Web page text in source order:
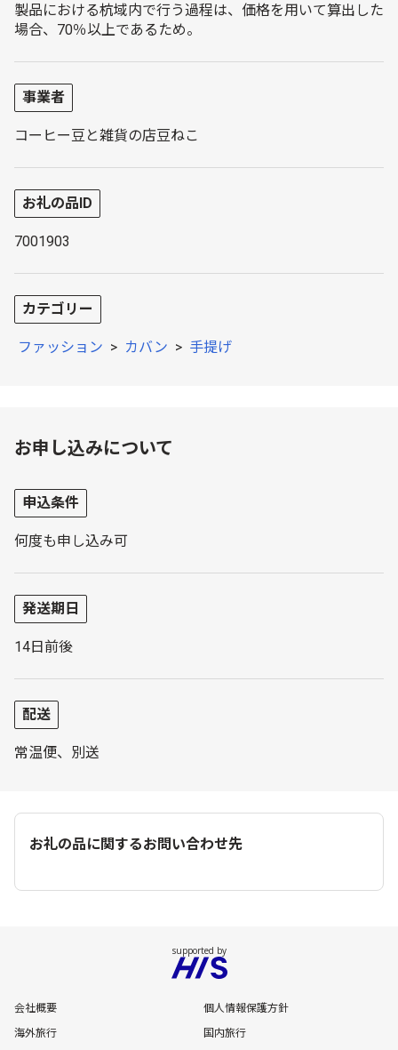
製品における杭域内で行う過程は、価格を用いて算出した
場合、70％以上であるため。
事業者
コーヒー豆と雑貨の店豆ねこ
お礼の品ID
7001903
カテゴリー
ファッション > カバン > 手提げ
お申し込みについて
申込条件
何度も申し込み可
発送期日
14日前後
配送
常温便、別送
お礼の品に関するお問い合わせ先
会社概要
個人情報保護方針
海外旅行
国内旅行